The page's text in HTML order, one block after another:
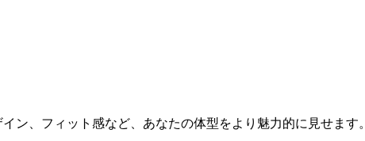
ン、フィット感など、あなたの体型をより魅力的に見せます